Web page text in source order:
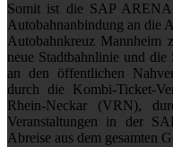
Somit ist die SAP
Autobahnanbindung an die
Autobahnkreuz Mannheim
neue Stadtbahnlinie und
an den öffentlichen
durch die Kombi-Ticket-
Rhein-Neckar (VRN),
Veranstaltungen in der
Abreise aus dem gesamten